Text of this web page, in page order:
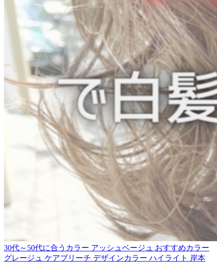
30代～50代に合うカラー アッシュベージュ おすすめカラー
グレージュ ケアブリーチ デザインカラー ハイライト 岸本